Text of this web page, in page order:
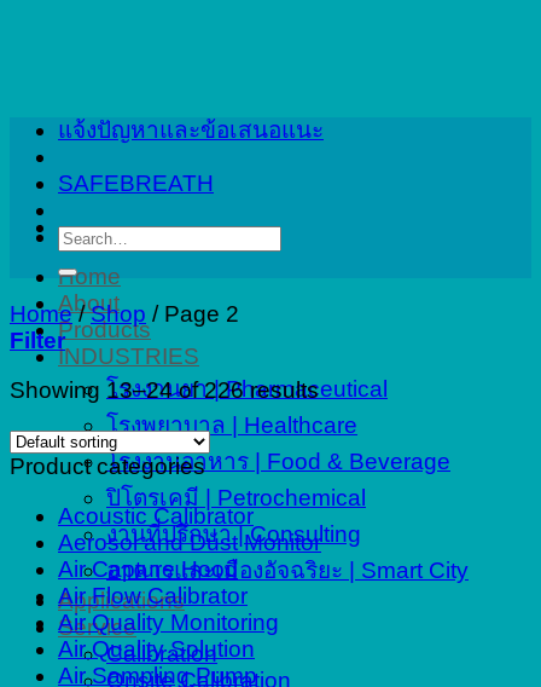
Home
About
Products
INDUSTRIES
โรงงานยา | Pharmaceutical
โรงพยาบาล | Healthcare
โรงงานอาหาร | Food & Beverage
ปิโตรเคมี | Petrochemical
งานที่ปรึกษา | Consulting
อาคารและเมืองอัจฉริยะ | Smart City
Applications
Service
Calibration
Onsite Calibration
แจ้งปัญหาและข้อเสนอแนะ
SAFEBREATH
Search
Home / Shop /Page 2
Filter
Showing 13–24 of 226 results
Product categories
Acoustic Calibrator
Aerosol and Dust Monitor
Air Capture Hood
Air Flow Calibrator
Air Quality Monitoring
Air Quality Solution
Air Sampling Pump